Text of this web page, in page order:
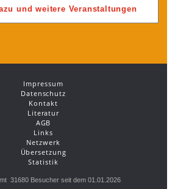
und weitere Veranstaltungen
Impressum
Datenschutz
Kontakt
Literatur
AGB
Links
Netzwerk
Übersetzung
Statistik